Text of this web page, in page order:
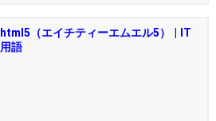
html5（エイチティーエムエル5） | IT
用語